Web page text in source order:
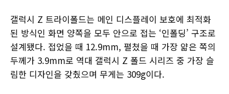
갤럭시 Z 트라이폴드는 메인 디스플레이 보호에 최적화
된 방식인 화면 양쪽을 모두 안으로 접는 ‘인폴딩’ 구조로
설계됐다. 접었을 때 12.9mm, 펼쳤을 때 가장 얇은 쪽의
두께가 3.9mm로 역대 갤럭시 Z 폴드 시리즈 중 가장 슬
림한 디자인을 갖췄으며 무게는 309g이다.